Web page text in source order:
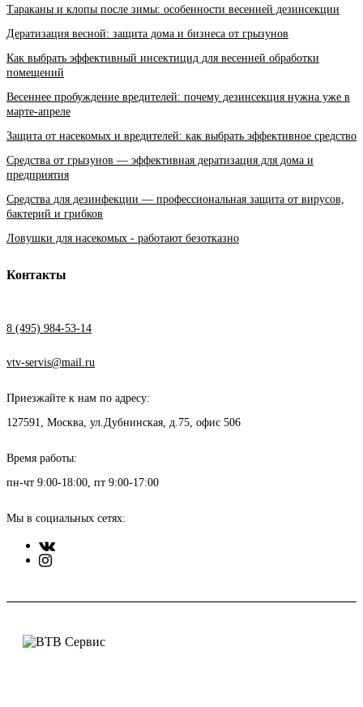
Тараканы и клопы после зимы: особенности весенней дезинсекции
Дератизация весной: защита дома и бизнеса от грызунов
Как выбрать эффективный инсектицид для весенней обработки
помещений
Весеннее пробуждение вредителей: почему дезинсекция нужна уже в
марте-апреле
Защита от насекомых и вредителей: как выбрать эффективное средство
Средства от грызунов — эффективная дератизация для дома и
предприятия
Средства для дезинфекции — профессиональная защита от вирусов,
бактерий и грибков
Ловушки для насекомых - работают безотказно
Контакты
8 (495) 984-53-14
vtv-servis@mail.ru
Приезжайте к нам по адресу:
127591, Москва, ул.Дубнинская, д.75, офис 506
Время работы:
пн-чт 9:00-18:00, пт 9:00-17:00
Мы в социальных сетях: